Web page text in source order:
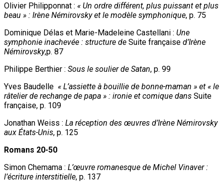
Olivier Philipponnat : « Un ordre différent, plus puissant et plus
beau » : Irène Némirovsky et le modèle symphonique, p. 75
Dominique Délas et Marie-Madeleine Castellani : Une
symphonie inachevée : structure de Suite française d’Irène
Némirovsky,p. 87
Philippe Berthier : Sous le soulier de Satan, p. 99
Yves Baudelle « L’assiette à bouillie de bonne-maman » et « le
râtelier de rechange de papa » : ironie et comique dans Suite
française, p. 109
Jonathan Weiss : La réception des œuvres d’Irène Némirovsky
aux États-Unis, p. 125
Romans 20-50
Simon Chemama : L’œuvre romanesque de Michel Vinaver :
l’écriture interstitielle, p. 137